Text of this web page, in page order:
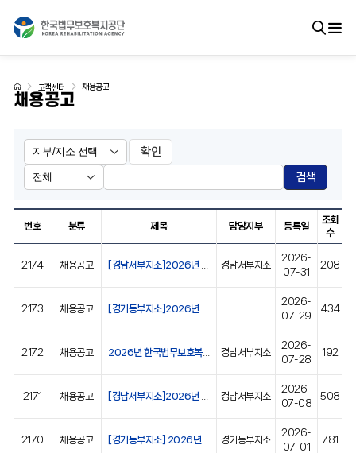
채용공고
고객센터 채용공고
확인
검색
번호 분류 제목 담당지부 등록일
조회
수
2174 채용공고 경남서부지소
2026-
07-31
208
2173 채용공고
2026-
07-29
434
2172 채용공고 2026년 한국법무보호복지공단 경남서부지소 심리상담직(육아휴직대체직) 서류전형 합격자 발표 공고 경남서부지소
2026-
07-28
192
2171 채용공고 경남서부지소
2026-
07-08
508
2170 채용공고 경기동부지소
2026-
07-01
781